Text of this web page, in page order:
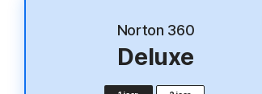
De beste aanbieding
Norton 360
Deluxe